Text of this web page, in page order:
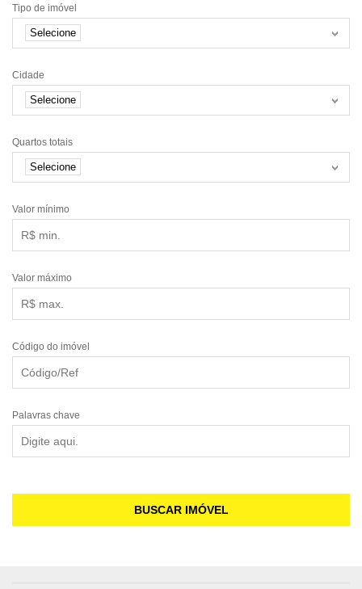
Tipo de imóvel
Selecione
Cidade
Selecione
Quartos totais
Selecione
Valor mínimo
Valor máximo
Código do imóvel
Palavras chave
BUSCAR IMÓVEL